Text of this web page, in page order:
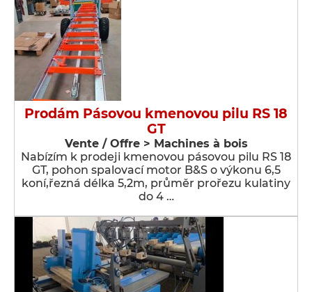
Prodám Pásovou kmenovou pilu RS 18
GT
Vente / Offre > Machines à bois
Nabízím k prodeji kmenovou pásovou pilu RS 18
GT, pohon spalovací motor B&S o výkonu 6,5
koní,řezná délka 5,2m, průměr prořezu kulatiny
do 4 …